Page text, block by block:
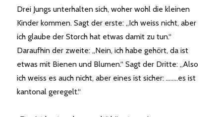
Drei Jungs unterhalten sich, woher wohl die kleinen
Kinder kommen. Sagt der erste: „Ich weiss nicht, aber
ich glaube der Storch hat etwas damit zu tun.“
Daraufhin der zweite: „Nein, ich habe gehört, da ist
etwas mit Bienen und Blumen.“ Sagt der Dritte: „Also
ich weiss es auch nicht, aber eines ist sicher: ……..es ist
kantonal geregelt.“